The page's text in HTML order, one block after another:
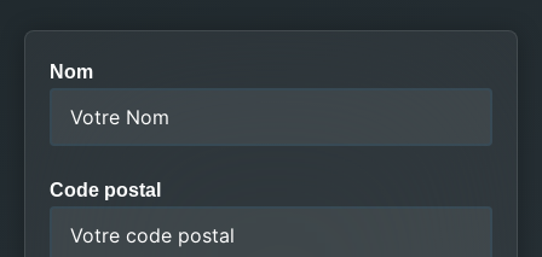
Nom
Code postal